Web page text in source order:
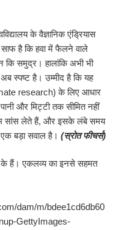
के वैज्ञानिक एंड्रियास
है कि हवा में फैलने वाले
कि समुद्र। हालांकि अभी भी
स्पष्ट है। उम्मीद है कि यह
research) के लिए आधार
और मिट्टी तक सीमित नहीं
सांस लेते हैं, और इसके लंबे समय
बड़ा सवाल है। (स्रोत फीचर्स)
के हैं। एकलव्य का इनसे सहमत
dam/m/bdee1cd6db60
GettyImages-